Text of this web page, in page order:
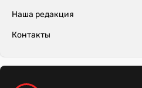
Наша редакция
Контакты